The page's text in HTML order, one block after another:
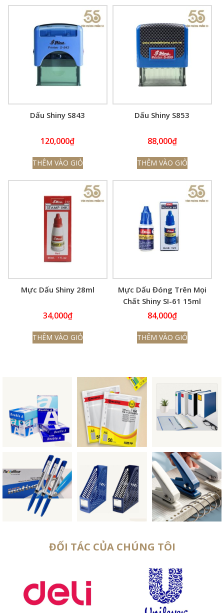
Dấu Shiny S843
120,000₫
THÊM VÀO GIỎ
Dấu Shiny S853
88,000₫
THÊM VÀO GIỎ
Mực Dấu Shiny 28ml
34,000₫
THÊM VÀO GIỎ
Mực Dấu Đóng Trên Mọi
Chất Shiny SI-61 15ml
84,000₫
THÊM VÀO GIỎ
ĐỐI TÁC CỦA CHÚNG TÔI